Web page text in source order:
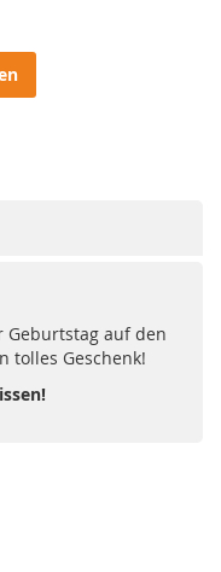
Geburtstag auf den
tolles Geschenk!